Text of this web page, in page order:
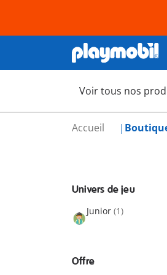
Voir tous nos
Accueil
Univers de jeu
Junior (1)
Offre